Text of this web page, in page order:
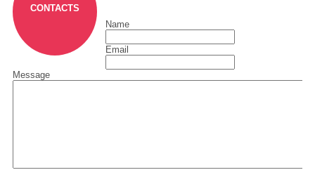
CONTACTS
Name
Email
Message